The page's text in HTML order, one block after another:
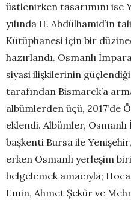
üstlenirken tasarımını ise
yılında II. Abdülhamid’in
Kütüphanesi için bir
hazırlandı. Osmanlı
siyasi ilişkilerinin
tarafından Bismarck’a
albümlerden üçü, 2017’de
eklendi. Albümler,
başkenti Bursa ile
erken Osmanlı yerleşim
belgelemek amacıyla;
Emin, Ahmet Şekûr ve